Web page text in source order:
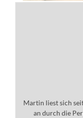
Martin liest sich
an durch die